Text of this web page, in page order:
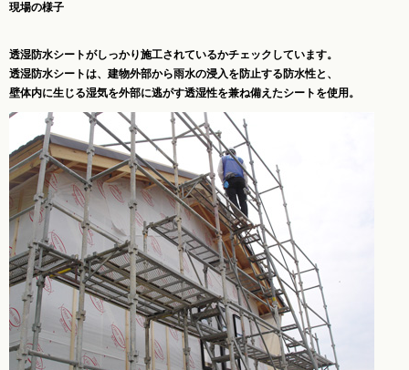
現場の様子
透湿防水シートがしっかり施工されているかチェックしています。
透湿防水シートは、建物外部から雨水の浸入を防止する防水性と、
壁体内に生じる湿気を外部に逃がす透湿性を兼ね備えたシートを使用。